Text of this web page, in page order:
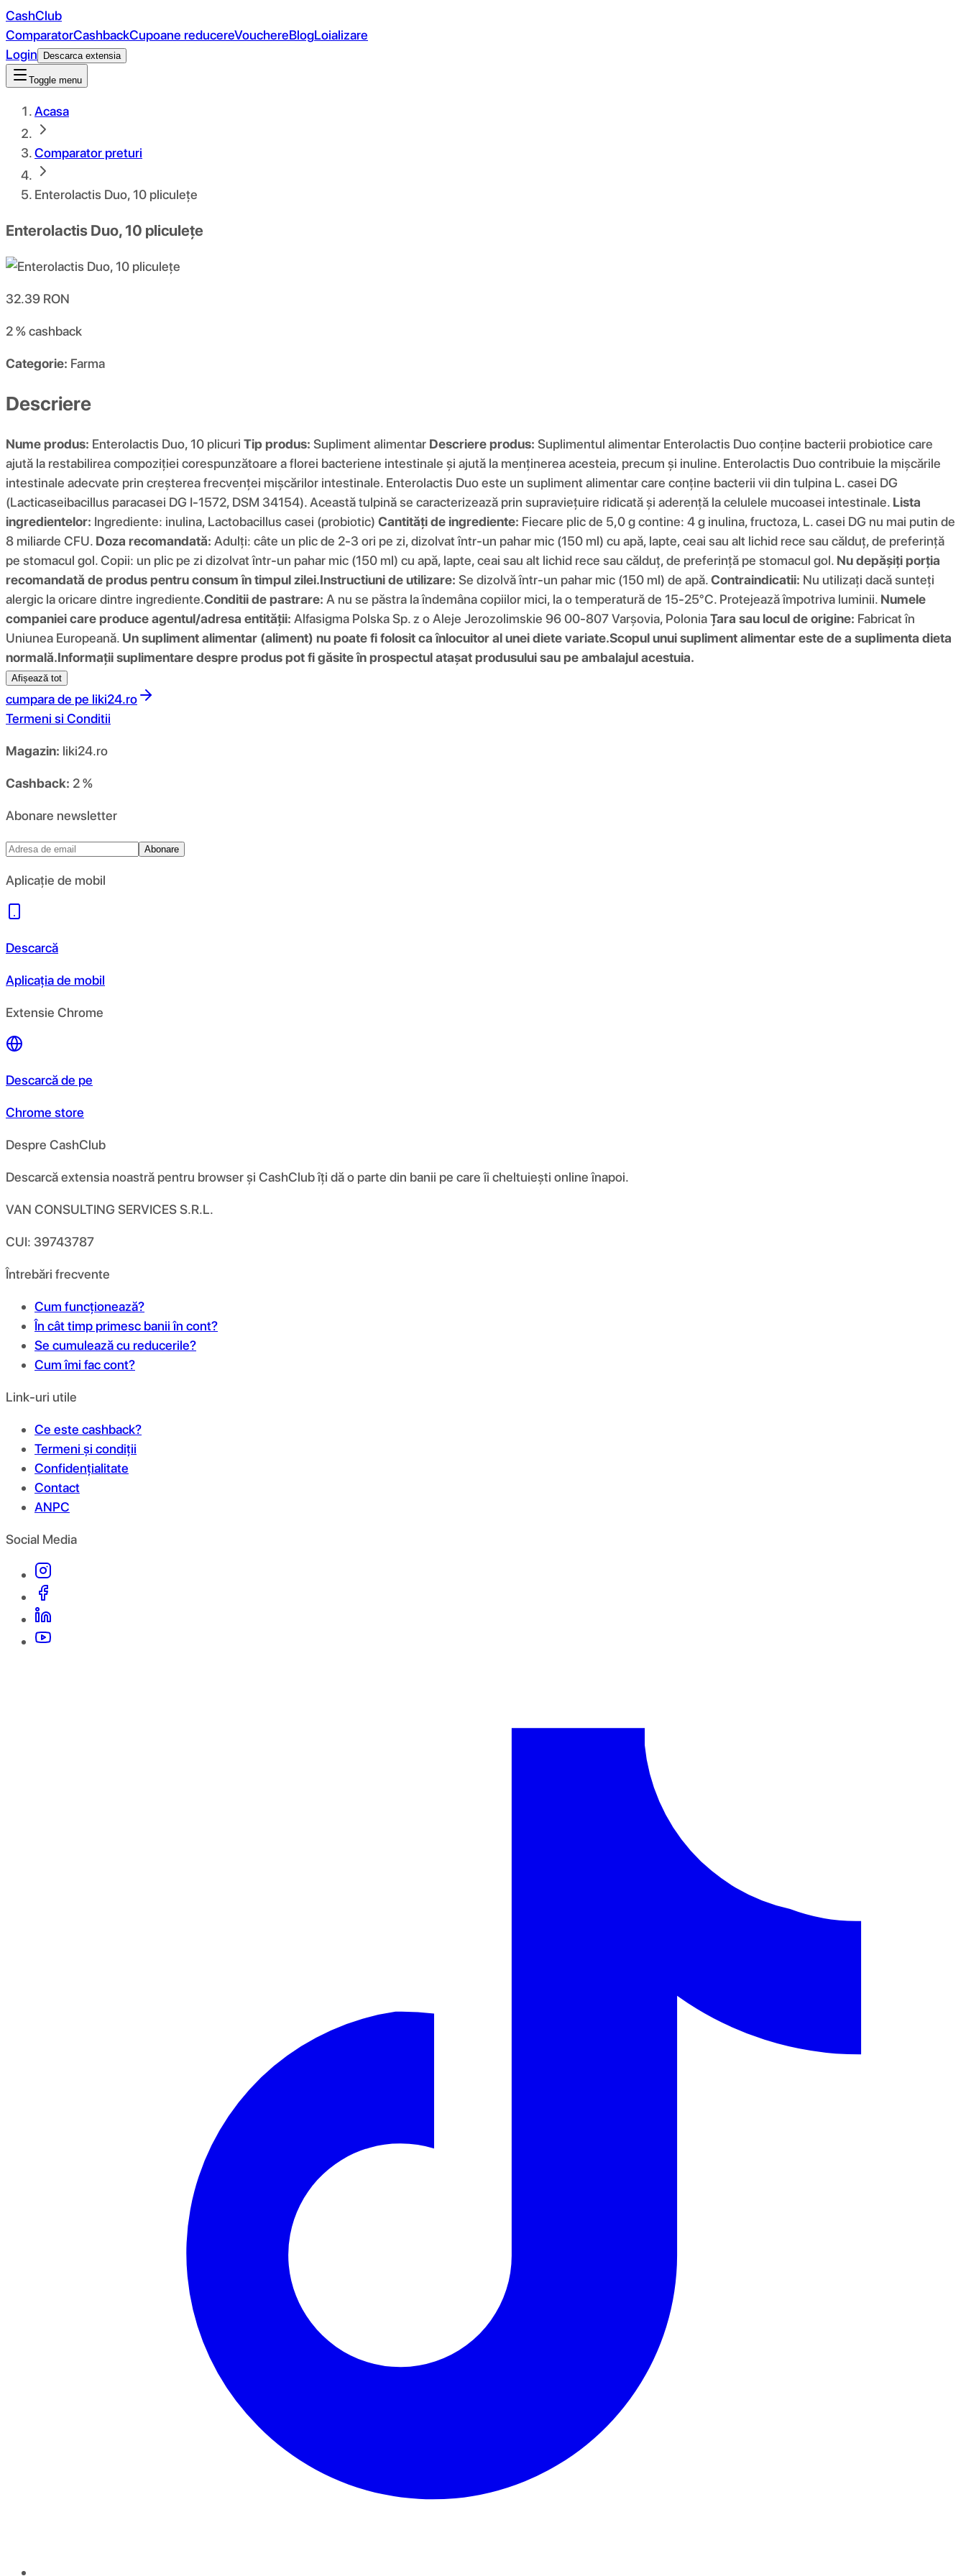
CashClub
ComparatorCashbackCupoane reducereVouchereBlogLoializare
Login
Descarca extensia
Toggle menu
Acasa
Comparator preturi
Enterolactis Duo, 10 pliculețe
Enterolactis Duo, 10 pliculețe
32.39 RON
2 %cashback
Categorie: Farma
Descriere
Nume produs: Enterolactis Duo, 10 plicuri Tip produs: Supliment alimentar Descriere produs: Suplimentul alimentar Enterolactis Duo conține bacterii probiotice care
ajută la restabilirea compoziției corespunzătoare a florei bacteriene intestinale și ajută la menținerea acesteia, precum și inuline. Enterolactis Duo contribuie la mișcările
intestinale adecvate prin creșterea frecvenței mișcărilor intestinale. Enterolactis Duo este un supliment alimentar care conține bacterii vii din tulpina L. casei DG
(Lacticaseibacillus paracasei DG I-1572, DSM 34154). Această tulpină se caracterizează prin supraviețuire ridicată și aderență la celulele mucoasei intestinale. Lista
ingredientelor: Ingrediente: inulina, Lactobacillus casei (probiotic) Cantități de ingrediente: Fiecare plic de 5,0 g contine: 4 g inulina, fructoza, L. casei DG nu mai putin de
8 miliarde CFU. Doza recomandată: Adulți: câte un plic de 2-3 ori pe zi, dizolvat într-un pahar mic (150 ml) cu apă, lapte, ceai sau alt lichid rece sau călduț, de preferință
pe stomacul gol. Copii: un plic pe zi dizolvat într-un pahar mic (150 ml) cu apă, lapte, ceai sau alt lichid rece sau călduț, de preferință pe stomacul gol. Nu depășiți porția
recomandată de produs pentru consum în timpul zilei.Instructiuni de utilizare: Se dizolvă într-un pahar mic (150 ml) de apă.Contraindicatii: Nu utilizați dacă sunteți
alergic la oricare dintre ingrediente.Conditii de pastrare: A nu se păstra la îndemâna copiilor mici, la o temperatură de 15-25°C. Protejează împotriva luminii. Numele
companiei care produce agentul/adresa entității: Alfasigma Polska Sp. z o Aleje Jerozolimskie 96 00-807 Varșovia, PoloniaȚara sau locul de origine: Fabricat în
Uniunea Europeană. Un supliment alimentar (aliment) nu poate fi folosit ca înlocuitor al unei diete variate.Scopul unui supliment alimentar este de a suplimenta dieta
normală.Informații suplimentare despre produs pot fi găsite în prospectul atașat produsului sau pe ambalajul acestuia.
Afișează tot
cumpara de pe liki24.ro
Termeni si Conditii
Magazin: liki24.ro
Cashback: 2 %
Abonare newsletter
Abonare
Aplicație de mobil
Descarcă
Aplicația de mobil
Extensie Chrome
Descarcă de pe
Chrome store
Despre CashClub
Descarcă extensia noastră pentru browser și CashClub îți dă o parte din banii pe care îi cheltuiești online înapoi.
VAN CONSULTING SERVICES S.R.L.
CUI: 39743787
Întrebări frecvente
Cum funcționează?
În cât timp primesc banii în cont?
Se cumulează cu reducerile?
Cum îmi fac cont?
Link-uri utile
Ce este cashback?
Termeni și condiții
Confidențialitate
Contact
ANPC
Social Media